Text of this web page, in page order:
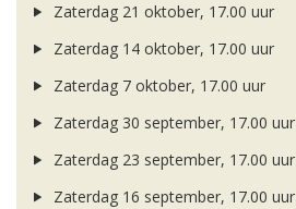
Zaterdag 21 oktober, 17.00 uur
Zaterdag 14 oktober, 17.00 uur
Zaterdag 7 oktober, 17.00 uur
Zaterdag 30 september, 17.00 uur
Zaterdag 23 september, 17.00 uur
Zaterdag 16 september, 17.00 uur